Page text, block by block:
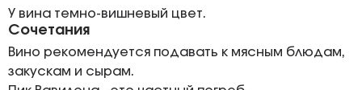
У вина темно-вишневый цвет.
Сочетания
Вино рекомендуется подавать к мясным блюдам,
закускам и сырам.